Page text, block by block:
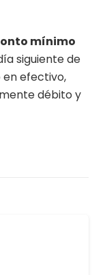
mínimo
siguiente de
efectivo,
débito y